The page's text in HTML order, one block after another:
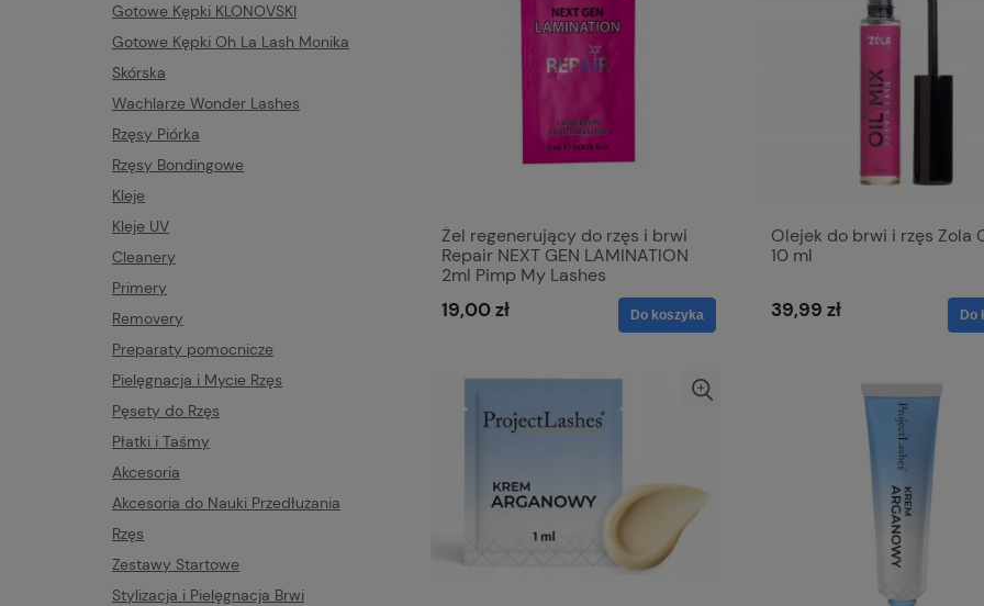
Gotowe Kępki KLONOVSKI
Gotowe Kępki Oh La Lash Monika
Skórska
Wachlarze Wonder Lashes
Rzęsy Piórka
Rzęsy Bondingowe
Kleje
Kleje UV
Cleanery
Primery
Removery
Preparaty pomocnicze
Pielęgnacja i Mycie Rzęs
Pęsety do Rzęs
Płatki i Taśmy
Akcesoria
Akcesoria do Nauki Przedłużania
Rzęs
Zestawy Startowe
Stylizacja i Pielęgnacja Brwi
Żel regenerujący do rzęs i brwi
Repair NEXT GEN LAMINATION
2ml Pimp My Lashes
19,00 zł Do koszyka
Olejek do brwi i rzęs Zola
10 ml
39,99 zł Do